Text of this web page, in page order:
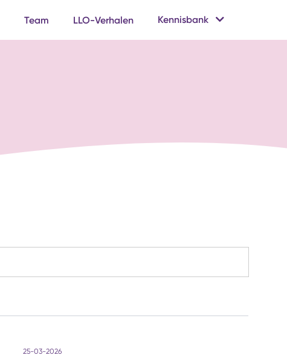
Team LLO-Verhalen Kennisbank
25-03-2026